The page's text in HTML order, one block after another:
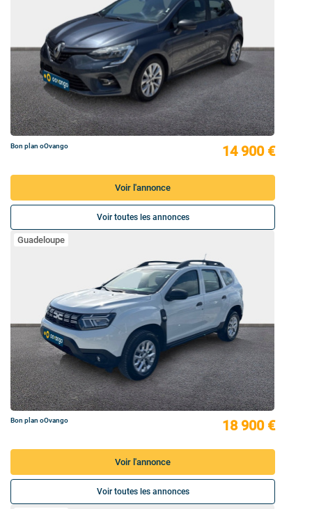
Bon plan oOvango 14 900 €
Voir l'annonce
Voir toutes les annonces
Guadeloupe
Bon plan oOvango 18 900 €
Voir l'annonce
Voir toutes les annonces